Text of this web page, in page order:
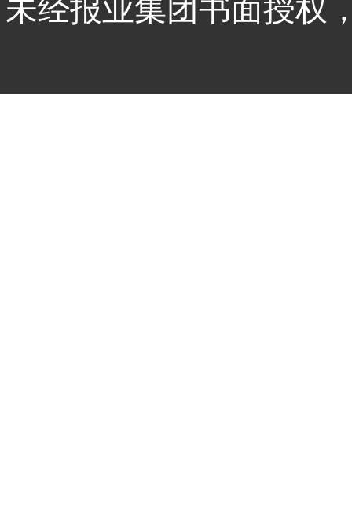
未经报业集团书面授权